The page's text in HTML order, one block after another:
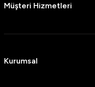
Müşteri Hizmetleri
Kurumsal